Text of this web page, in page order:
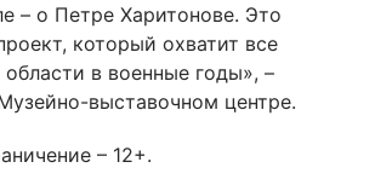
– о Петре Харитонове. Это
который охватит все
в военные годы», –
выставочном центре.
– 12+.